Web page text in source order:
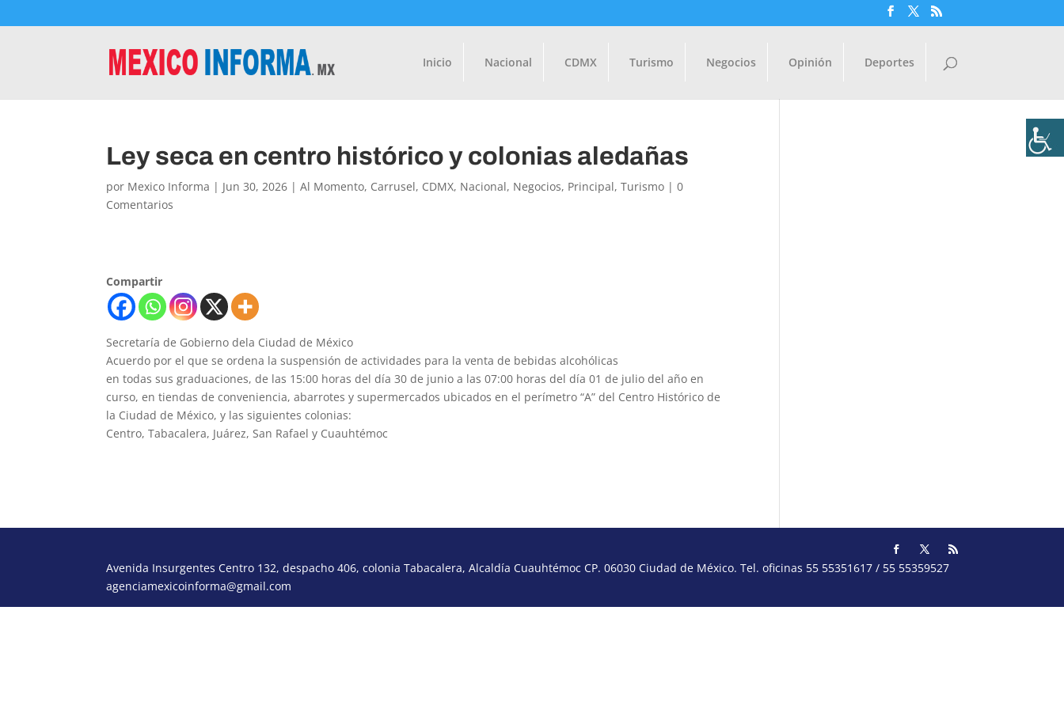
Inicio Nacional CDMX Turismo Negocios Opinión Deportes
Ley seca en centro histórico y colonias aledañas
por Mexico Informa | Jun 30, 2026 |Al Momento, Carrusel, CDMX, Nacional, Negocios, Principal,Turismo |0
Comentarios
Compartir
Secretaría de Gobierno dela Ciudad de México
Acuerdo por el que se ordena la suspensión de actividades para la venta de bebidas alcohólicas
en todas sus graduaciones, de las 15:00 horas del día 30 de junio a las 07:00 horas del día 01 de julio del año en
curso, en tiendas de conveniencia, abarrotes y supermercados ubicados en el perímetro “A” del Centro Histórico de
la Ciudad de México, y las siguientes colonias:
Centro, Tabacalera, Juárez, San Rafael y Cuauhtémoc
Avenida Insurgentes Centro 132, despacho 406, colonia Tabacalera, Alcaldía Cuauhtémoc CP. 06030 Ciudad de México. Tel. oficinas 55 55351617 / 55 55359527
agenciamexicoinforma@gmail.com